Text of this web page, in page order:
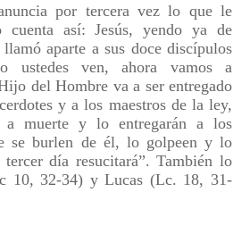
por tercera vez lo que le
cuenta así: Jesús, yendo ya de
aparte a sus doce discípulos
ustedes ven, ahora vamos a
del Hombre va a ser entregado
y a los maestros de la ley,
a muerte y lo entregarán a los
se burlen de él, lo golpeen y lo
día resucitará”. También lo
10, 32-34) y Lucas (Lc. 18, 31-